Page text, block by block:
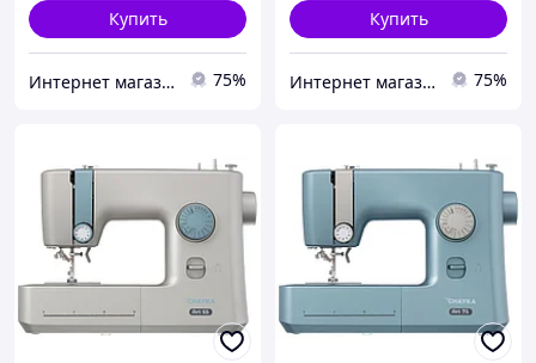
Купить
Интернет магазин "Техника" 75%
Купить
Интернет магазин "Техника" 75%